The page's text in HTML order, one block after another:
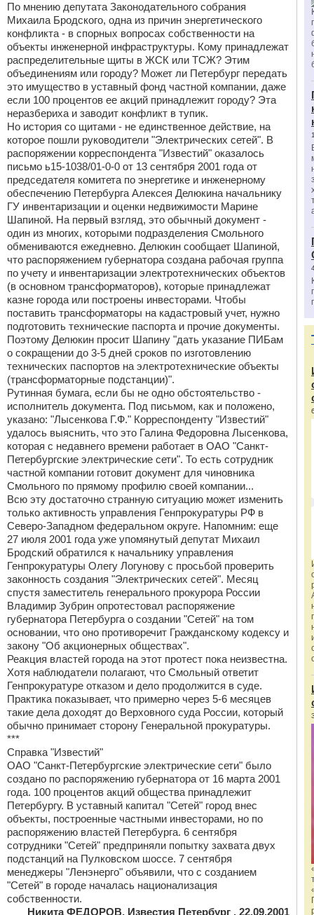
По мнению депутата Законодательного собрания
Михаила Бродского, одна из причин энергетического
конфликта - в спорных вопросах собственности на
объекты инженерной инфраструктуры. Кому принадлежат
распределительные щиты в ЖСК или ТСЖ? Этим
объединениям или городу? Может ли Петербург передать
это имущество в уставный фонд частной компании, даже
если 100 процентов ее акций принадлежит городу? Эта
неразбериха и заводит конфликт в тупик.
Но история со щитами - не единственное действие, на
которое пошли руководители "Электрических сетей". В
распоряжении корреспондента "Известий" оказалось
письмо ь15-1038/01-0-0 от 13 сентября 2001 года от
председателя комитета по энергетике и инженерному
обеспечению Петербурга Алексея Делюкина начальнику
ГУ инвентаризации и оценки недвижимости Марине
Шапиной. На первый взгляд, это обычный документ -
один из многих, которыми подразделения Смольного
обмениваются ежедневно. Делюкин сообщает Шапиной,
что распоряжением губернатора создана рабочая группа
по учету и инвентаризации электротехнических объектов
(в основном трансформаторов), которые принадлежат
казне города или построены инвесторами. Чтобы
поставить трансформаторы на кадастровый учет, нужно
подготовить технические паспорта и прочие документы.
Поэтому Делюкин просит Шапину "дать указание ПИБам
о сокращении до 3-5 дней сроков по изготовлению
технических паспортов на электротехнические объекты
(трансформаторные подстанции)".
Рутинная бумага, если бы не одно обстоятельство -
исполнитель документа. Под письмом, как и положено,
указано: "Лысенкова Г.Ф." Корреспонденту "Известий"
удалось выяснить, что это Галина Федоровна Лысенкова,
которая с недавнего времени работает в ОАО "Санкт-
Петербургские электрические сети". То есть сотрудник
частной компании готовит документ для чиновника
Смольного по прямому профилю своей компании...
Всю эту достаточно странную ситуацию может изменить
только активность управления Генпрокуратуры РФ в
Северо-Западном федеральном округе. Напомним: еще
27 июля 2001 года уже упомянутый депутат Михаил
Бродский обратился к начальнику управления
Генпрокуратуры Олегу Логунову с просьбой проверить
законность создания "Электрических сетей". Месяц
спустя заместитель генерального прокурора России
Владимир Зубрин опротестовал распоряжение
губернатора Петербурга о создании "Сетей" на том
основании, что оно противоречит Гражданскому кодексу и
закону "Об акционерных обществах".
Реакция властей города на этот протест пока неизвестна.
Хотя наблюдатели полагают, что Смольный ответит
Генпрокуратуре отказом и дело продолжится в суде.
Практика показывает, что примерно через 5-6 месяцев
такие дела доходят до Верховного суда России, который
обычно принимает сторону Генеральной прокуратуры.
***
Справка "Известий"
ОАО "Санкт-Петербургские электрические сети" было
создано по распоряжению губернатора от 16 марта 2001
года. 100 процентов акций общества принадлежит
Петербургу. В уставный капитал "Сетей" город внес
объекты, построенные частными инвесторами, но по
распоряжению властей Петербурга. 6 сентября
сотрудники "Сетей" предприняли попытку захвата двух
подстанций на Пулковском шоссе. 7 сентября
менеджеры "Ленэнерго" объявили, что с созданием
"Сетей" в городе началась национализация
собственности.
Никита ФЕДОРОВ, Известия Петербург , 22.09.2001